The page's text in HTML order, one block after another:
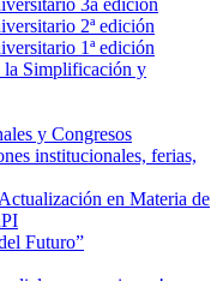
2ª edición
1ª edición
la Simplificación y
y Congresos
institucionales, ferias,
en Materia de
Futuro”